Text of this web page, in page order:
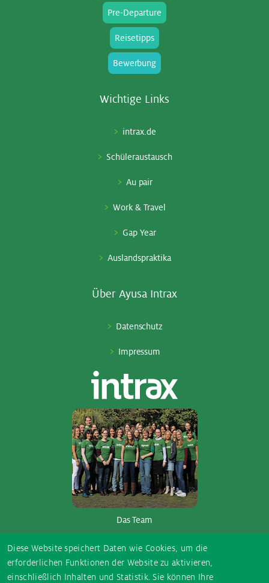
Pre-Departure
Reisetipps
Bewerbung
Wich­ti­ge Links
intrax.de
Schüleraustausch
Au pair
Work & Travel
Gap Year
Auslandspraktika
Über Ayu­sa In­trax
Datenschutz
Impressum
Das Team
So­ci­al Me­dia
Diese Website speichert Daten wie Cookies, um die
erforderlichen Funktionen der Website zu aktivieren,
einschließlich Inhalten und Statistik. Sie können Ihre